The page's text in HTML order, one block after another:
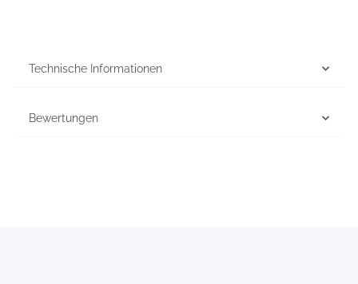
Technische Informationen
Bewertungen